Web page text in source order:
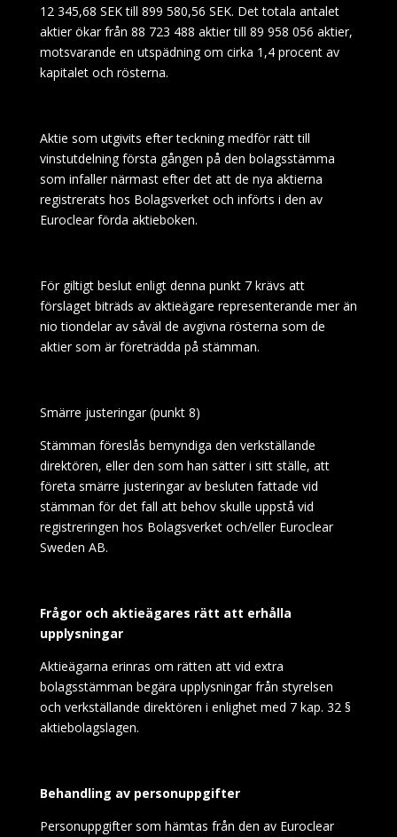
12 345,68 SEK till 899 580,56 SEK. Det totala antalet
aktier ökar från 88 723 488 aktier till 89 958 056 aktier,
motsvarande en utspädning om cirka 1,4 procent av
kapitalet och rösterna.
Aktie som utgivits efter teckning medför rätt till
vinstutdelning första gången på den bolagsstämma
som infaller närmast efter det att de nya aktierna
registrerats hos Bolagsverket och införts i den av
Euroclear förda aktieboken.
För giltigt beslut enligt denna punkt 7 krävs att
förslaget biträds av aktieägare representerande mer än
nio tiondelar av såväl de avgivna rösterna som de
aktier som är företrädda på stämman.
Smärre justeringar (punkt 8)
Stämman föreslås bemyndiga den verkställande
direktören, eller den som han sätter i sitt ställe, att
företa smärre justeringar av besluten fattade vid
stämman för det fall att behov skulle uppstå vid
registreringen hos Bolagsverket och/eller Euroclear
Sweden AB.
Frågor och aktieägares rätt att erhålla
upplysningar
Aktieägarna erinras om rätten att vid extra
bolagsstämman begära upplysningar från styrelsen
och verkställande direktören i enlighet med 7 kap. 32 §
aktiebolagslagen.
Behandling av personuppgifter
Personuppgifter som hämtas från den av Euroclear